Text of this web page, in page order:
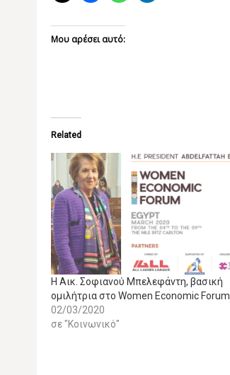
Μου αρέσει αυτό:
Related
H Αικ. Σοφιανού Μπελεφάντη, βασική
ομιλήτρια στο Women Economic Forum
02/03/2020
σε "Κοινωνικό"